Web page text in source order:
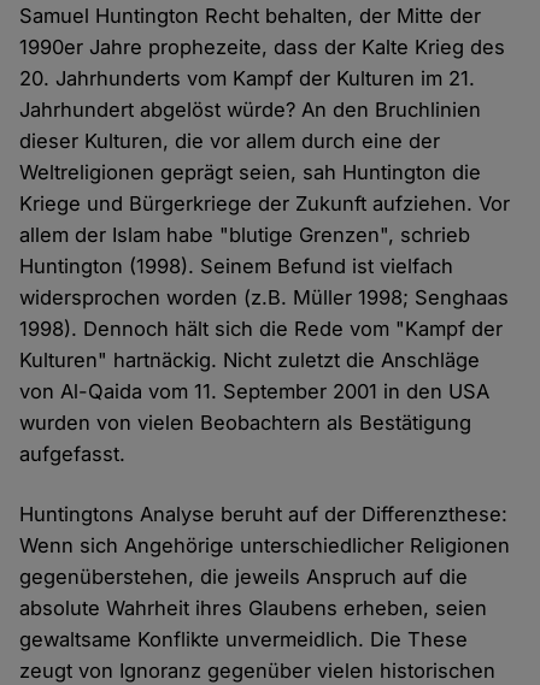
Samuel Huntington Recht behalten, der Mitte der
1990er Jahre prophezeite, dass der Kalte Krieg des
20. Jahrhunderts vom Kampf der Kulturen im 21.
Jahrhundert abgelöst würde? An den Bruchlinien
dieser Kulturen, die vor allem durch eine der
Weltreligionen geprägt seien, sah Huntington die
Kriege und Bürgerkriege der Zukunft aufziehen. Vor
allem der Islam habe "blutige Grenzen", schrieb
Huntington (1998). Seinem Befund ist vielfach
widersprochen worden (z.B. Müller 1998; Senghaas
1998). Dennoch hält sich die Rede vom "Kampf der
Kulturen" hartnäckig. Nicht zuletzt die Anschläge
von Al-Qaida vom 11. September 2001 in den USA
wurden von vielen Beobachtern als Bestätigung
aufgefasst.
Huntingtons Analyse beruht auf der Differenzthese:
Wenn sich Angehörige unterschiedlicher Religionen
gegenüberstehen, die jeweils Anspruch auf die
absolute Wahrheit ihres Glaubens erheben, seien
gewaltsame Konflikte unvermeidlich. Die These
zeugt von Ignoranz gegenüber vielen historischen